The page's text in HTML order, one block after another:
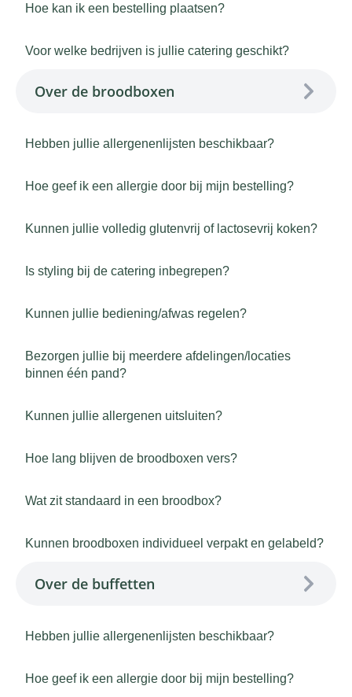
Hoe kan ik een bestelling plaatsen?
Voor welke bedrijven is jullie catering geschikt?
Over de broodboxen
Hebben jullie allergenenlijsten beschikbaar?
Hoe geef ik een allergie door bij mijn bestelling?
Kunnen jullie volledig glutenvrij of lactosevrij koken?
Is styling bij de catering inbegrepen?
Kunnen jullie bediening/afwas regelen?
Bezorgen jullie bij meerdere afdelingen/locaties
binnen één pand?
Kunnen jullie allergenen uitsluiten?
Hoe lang blijven de broodboxen vers?
Wat zit standaard in een broodbox?
Kunnen broodboxen individueel verpakt en gelabeld?
Over de buffetten
Hebben jullie allergenenlijsten beschikbaar?
Hoe geef ik een allergie door bij mijn bestelling?